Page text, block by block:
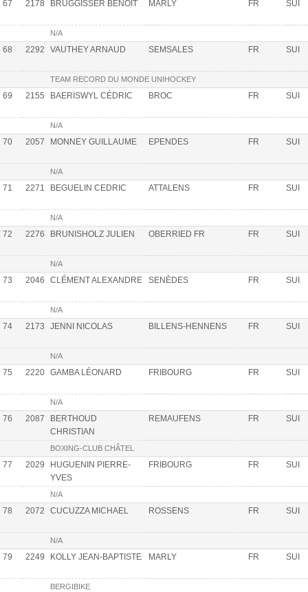
67 2178 BRUGGISSER BENOÎT MARLY FR SUI
N/A
68 2292 VAUTHEY ARNAUD SEMSALES FR SUI
TEAM RECORD DU MONDE UNIHOCKEY
69 2155 BAERISWYL CÉDRIC BROC FR SUI
N/A
70 2057 MONNEY GUILLAUME EPENDES FR SUI
N/A
71 2271 BEGUELIN CEDRIC ATTALENS FR SUI
N/A
72 2276 BRUNISHOLZ JULIEN OBERRIED FR FR SUI
N/A
73 2046 CLÉMENT ALEXANDRE SENÈDES FR SUI
N/A
74 2173 JENNI NICOLAS BILLENS-HENNENS FR SUI
N/A
75 2220 GAMBA LÉONARD FRIBOURG FR SUI
N/A
76 2087
BERTHOUD
CHRISTIAN
REMAUFENS FR SUI
BOXING-CLUB CHÂTEL
77 2029
HUGUENIN PIERRE-
YVES
FRIBOURG FR SUI
N/A
78 2072 CUCUZZA MICHAEL ROSSENS FR SUI
N/A
79 2249 KOLLY JEAN-BAPTISTE MARLY FR SUI
BERGIBIKE